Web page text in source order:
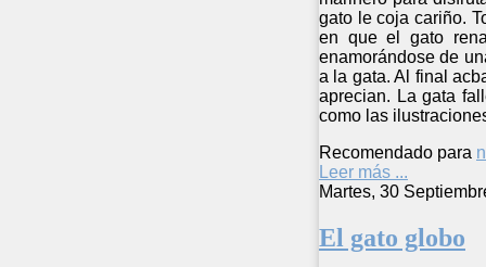
gato le coja cariño.
en que el gato
enamorándose de
a la gata. Al final
aprecian. La gata
como las
Recomendado para
Leer más ...
Martes, 30
El gato globo